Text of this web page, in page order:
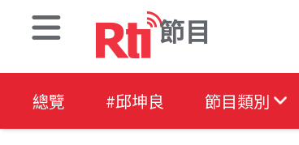
節目
總覽 #邱坤良 節目類別